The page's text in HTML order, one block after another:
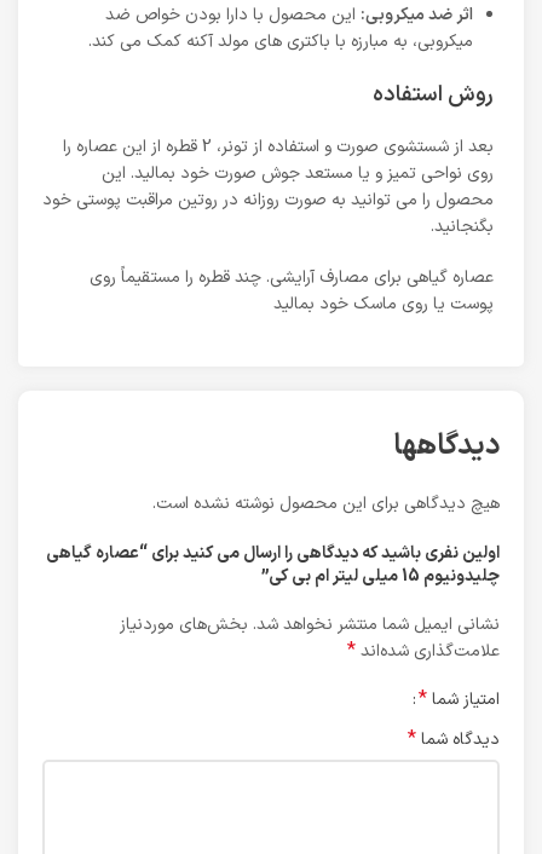
اثر ضد میکروبی: این محصول با دارا بودن خواص ضد
میکروبی، به مبارزه با باکتری های مولد آکنه کمک می کند.
روش استفاده
بعد از شستشوی صورت و استفاده از تونر، 2 قطره از این عصاره را
روی نواحی تمیز و یا مستعد جوش صورت خود بمالید. این
محصول را می توانید به صورت روزانه در روتین مراقبت پوستی خود
بگنجانید.
عصاره گیاهی برای مصارف آرایشی. چند قطره را مستقیماً روی
پوست یا روی ماسک خود بمالید
دیدگاهها
هیچ دیدگاهی برای این محصول نوشته نشده است.
اولین نفری باشید که دیدگاهی را ارسال می کنید برای “عصاره گیاهی
چلیدونیوم 15 میلی لیتر ام بی کی”
نشانی ایمیل شما منتشر نخواهد شد. بخش‌های موردنیاز
علامت‌گذاری شده‌اند*
امتیاز شما*
دیدگاه شما*